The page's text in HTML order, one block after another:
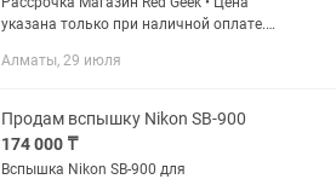
указана только при наличной оплате.
которая на витрине • Рассрочка 0-0-12
Алматы, 29 июля
Продам вспышку Nikon SB-900
174 000 ₸
Вспышка Nikon SB-900 для